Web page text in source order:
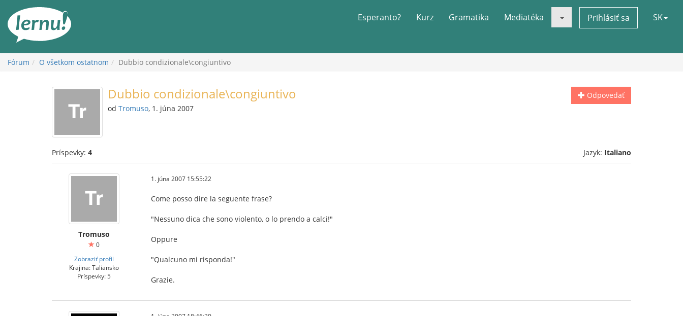
obsah
Esperanto? Kurz Gramatika Mediatéka Prihlásiť sa SK
Fórum O všetkom ostatnom Dubbio condizionale\congiuntivo
Odpovedať
Dubbio condizionale\congiuntivo
od Tromuso, 1. júna 2007
Príspevky: 4 Jazyk: Italiano
Tromuso
0
Zobraziť profil
Krajina: Taliansko
Príspevky: 5
1. júna 2007 15:55:22
Come posso dire la seguente frase?
"Nessuno dica che sono violento, o lo prendo a calci!"
Oppure
"Qualcuno mi risponda!"
Grazie.